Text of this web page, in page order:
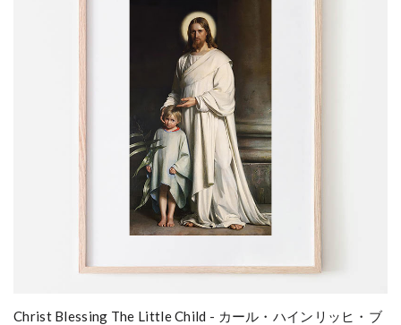
Christ Blessing The Little Child - カール・ハインリッヒ・ブ